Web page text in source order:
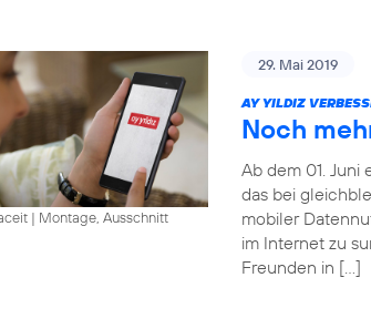
| Montage, Ausschnitt
29. Mai 2019
AY YILDIZ
Noch
Ab dem 01.
das bei
mobiler
im Internet zu
Freunden in […]